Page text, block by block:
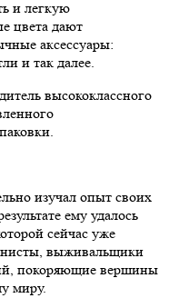
и легкую
цвета дают
аксессуары:
и так далее.
высококлассного
изучал опыт своих
ему удалось
сейчас уже
выживальщики
покоряющие вершины
миру.